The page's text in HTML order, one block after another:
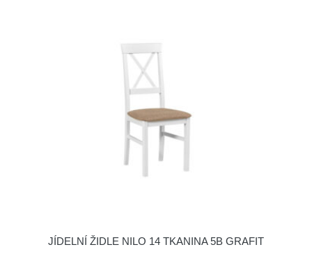
JÍDELNÍ ŽIDLE NILO 14 TKANINA 5B GRAFIT